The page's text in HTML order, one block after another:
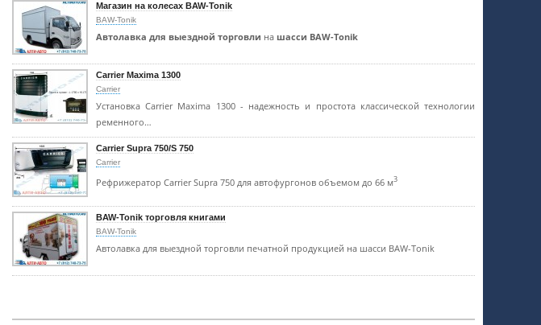
Магазин на колесах BAW-Tonik
BAW-Tonik
Автолавка для выездной торговли на шасси BAW-Tonik
Carrier Maxima 1300
Carrier
Установка Carrier Maxima 1300 - надежность и простота классической технологии
ременного…
Carrier Supra 750/S 750
Carrier
Рефрижератор Carrier Supra 750 для автофургонов объемом до 66 м3
BAW-Tonik торговля книгами
BAW-Tonik
Автолавка для выездной торговли печатной продукцией на шасси BAW-Tonik